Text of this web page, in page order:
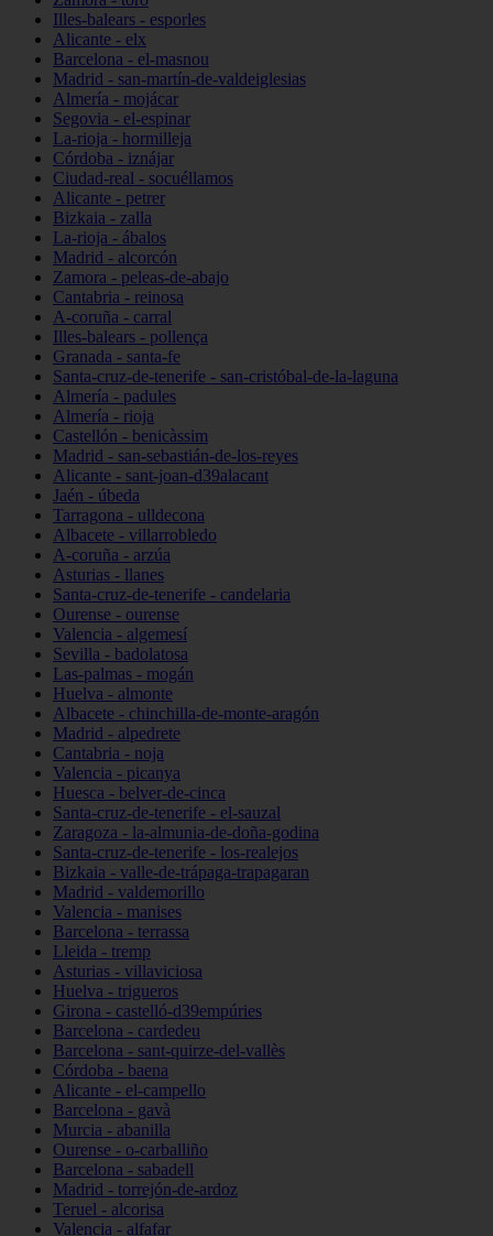
Illes-balears - esporles
Alicante - elx
Barcelona - el-masnou
Madrid - san-martín-de-valdeiglesias
Almería - mojácar
Segovia - el-espinar
La-rioja - hormilleja
Córdoba - iznájar
Ciudad-real - socuéllamos
Alicante - petrer
Bizkaia - zalla
La-rioja - ábalos
Madrid - alcorcón
Zamora - peleas-de-abajo
Cantabria - reinosa
A-coruña - carral
Illes-balears - pollença
Granada - santa-fe
Santa-cruz-de-tenerife - san-cristóbal-de-la-laguna
Almería - padules
Almería - rioja
Castellón - benicàssim
Madrid - san-sebastián-de-los-reyes
Alicante - sant-joan-d39alacant
Jaén - úbeda
Tarragona - ulldecona
Albacete - villarrobledo
A-coruña - arzúa
Asturias - llanes
Santa-cruz-de-tenerife - candelaria
Ourense - ourense
Valencia - algemesí
Sevilla - badolatosa
Las-palmas - mogán
Huelva - almonte
Albacete - chinchilla-de-monte-aragón
Madrid - alpedrete
Cantabria - noja
Valencia - picanya
Huesca - belver-de-cinca
Santa-cruz-de-tenerife - el-sauzal
Zaragoza - la-almunia-de-doña-godina
Santa-cruz-de-tenerife - los-realejos
Bizkaia - valle-de-trápaga-trapagaran
Madrid - valdemorillo
Valencia - manises
Barcelona - terrassa
Lleida - tremp
Asturias - villaviciosa
Huelva - trigueros
Girona - castelló-d39empúries
Barcelona - cardedeu
Barcelona - sant-quirze-del-vallès
Córdoba - baena
Alicante - el-campello
Barcelona - gavà
Murcia - abanilla
Ourense - o-carballiño
Barcelona - sabadell
Madrid - torrejón-de-ardoz
Teruel - alcorisa
Valencia - alfafar